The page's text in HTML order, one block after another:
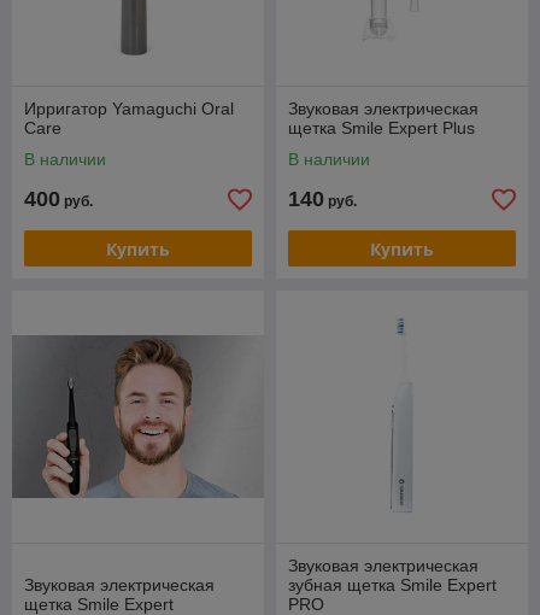
Ирригатор Yamaguchi Oral
Care
В наличии
400 руб.
Купить
Звуковая электрическая
щетка Smile Expert Plus
В наличии
140 руб.
Купить
Звуковая электрическая
щетка Smile Expert
Звуковая электрическая
зубная щетка Smile Expert
PRO